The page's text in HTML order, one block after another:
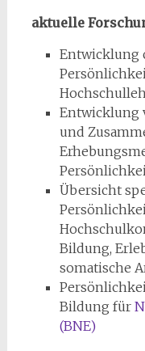
aktuelle
Entwicklung
Entwicklung
und
Übersicht
Bildung,
somatische
Bildung für
(BNE)